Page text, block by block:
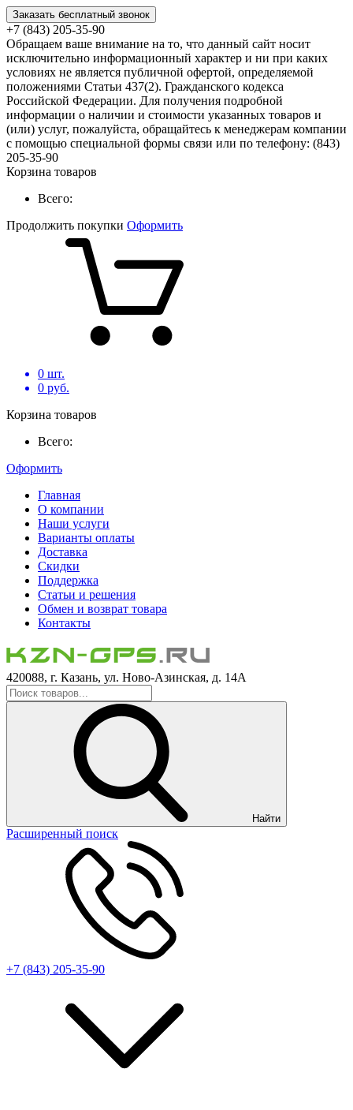
Заказать бесплатный звонок
+7 (843) 205-35-90
Обращаем ваше внимание на то, что данный сайт носит
исключительно информационный характер и ни при каких
условиях не является публичной офертой, определяемой
положениями Статьи 437(2). Гражданского кодекса
Российской Федерации. Для получения подробной
информации о наличии и стоимости указанных товаров и
(или) услуг, пожалуйста, обращайтесь к менеджерам компании
с помощью специальной формы связи или по телефону: (843)
205-35-90
Корзина товаров
Всего:
Продолжить покупки Оформить
0 шт.
0 руб.
Корзина товаров
Всего:
Оформить
Главная
О компании
Наши услуги
Варианты оплаты
Доставка
Скидки
Поддержка
Статьи и решения
Обмен и возврат товара
Контакты
420088, г. Казань, ул. Ново-Азинская, д. 14А
Найти
Расширенный поиск
+7 (843) 205-35-90